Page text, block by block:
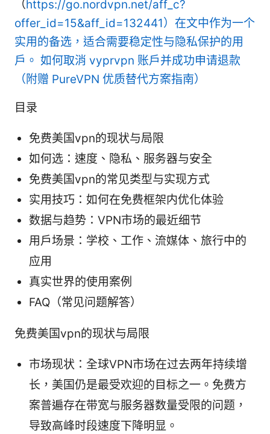
（https://go.nordvpn.net/aff_c?
offer_id=15&aff_id=132441）在文中作为一个
实用的备选，适合需要稳定性与隐私保护的用
户。 如何取消 vyprvpn 账户并成功申请退款
（附赠 PureVPN 优质替代方案指南）
目录
免费美国vpn的现状与局限
如何选：速度、隐私、服务器与安全
免费美国vpn的常见类型与实现方式
实用技巧：如何在免费框架内优化体验
数据与趋势：VPN市场的最近细节
用户场景：学校、工作、流媒体、旅行中的
应用
真实世界的使用案例
FAQ（常见问题解答）
免费美国vpn的现状与局限
市场现状：全球VPN市场在过去两年持续增
长，美国仍是最受欢迎的目标之一。免费方
案普遍存在带宽与服务器数量受限的问题，
导致高峰时段速度下降明显。